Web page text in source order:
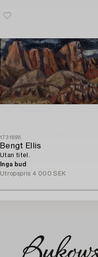
1731898
Bengt Ellis
Utan titel.
Inga bud
Utropspris 4 000 SEK